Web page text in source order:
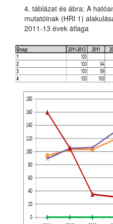
4. táblázat és ábra: A
mutatóinak (HRI 1)
2011-13 évek átlaga